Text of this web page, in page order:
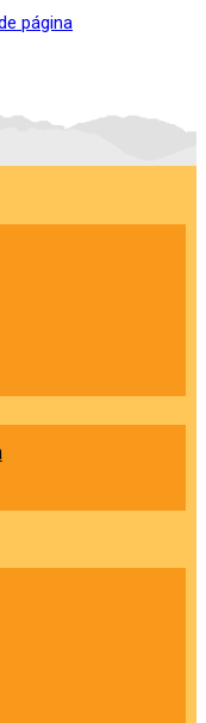
página